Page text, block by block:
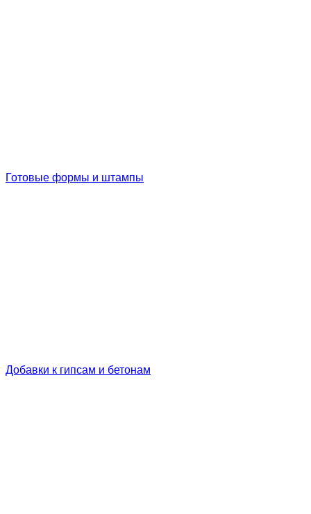
Готовые формы и штампы
Добавки к гипсам и бетонам